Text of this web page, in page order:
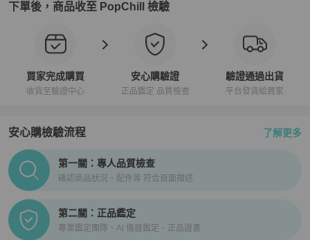
下單後，商品收至 PopChill 檢驗
買家完成購買
收貨至驗證中心
安心購驗證
正品鑑定 品質檢查
驗證通過出貨
平台發貨給買家
安心購檢驗流程 了解更多
PopChill拍拍圈正品驗證、安心購檢驗流程介紹
第一關：專人品質檢查
確認商品狀況、配件等 符合頁面描述
第二關：正品鑑定
專業鑑定團隊、AI 儀器鑑定、正品證書